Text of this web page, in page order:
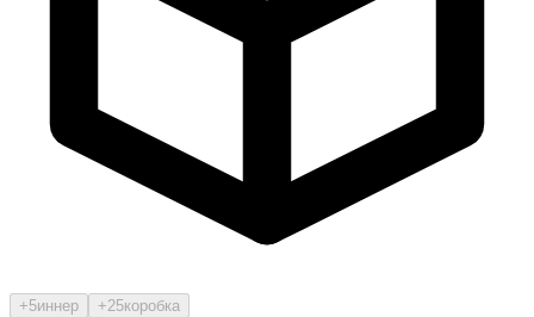
+5иннер +25коробка